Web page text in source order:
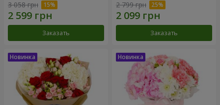
3 058 грн
Заказать
2 799 грн
Заказать